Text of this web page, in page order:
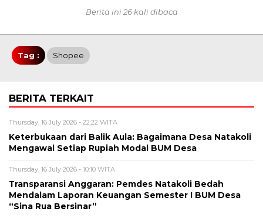
Berita ini 26 kali dibaca
Tag : Shopee
BERITA TERKAIT
Thursday, 16 July 2026 - 22:22 WITA
Keterbukaan dari Balik Aula: Bagaimana Desa Natakoli
Mengawal Setiap Rupiah Modal BUM Desa
Thursday, 16 July 2026 - 10:10 WITA
Transparansi Anggaran: Pemdes Natakoli Bedah
Mendalam Laporan Keuangan Semester I BUM Desa
“Sina Rua Bersinar”